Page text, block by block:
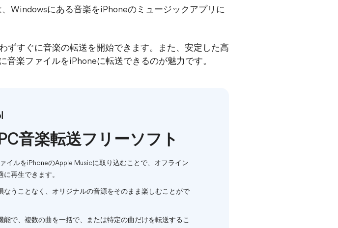
、Windowsにある音楽をiPhoneのミュージックアプリに
ずすぐに音楽の転送を開始できます。また、安定した高
楽ファイルをiPhoneに転送できるのが魅力です。
音楽転送フリーソフト
イルをiPhoneのApple Musicに取り込むことで、オフライン
に再生できます。
なうことなく、オリジナルの音源をそのまま楽しむことがで
能で、複数の曲を一括で、または特定の曲だけを転送するこ